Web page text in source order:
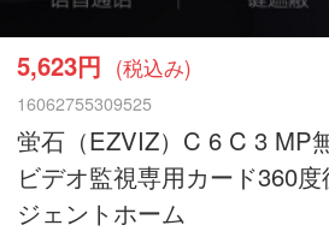
5,623円 (税込み)
16062755309525
蛍石（EZVIZ）C 6 C 3 MP
ビデオ監視専用カード360
ジェントホーム